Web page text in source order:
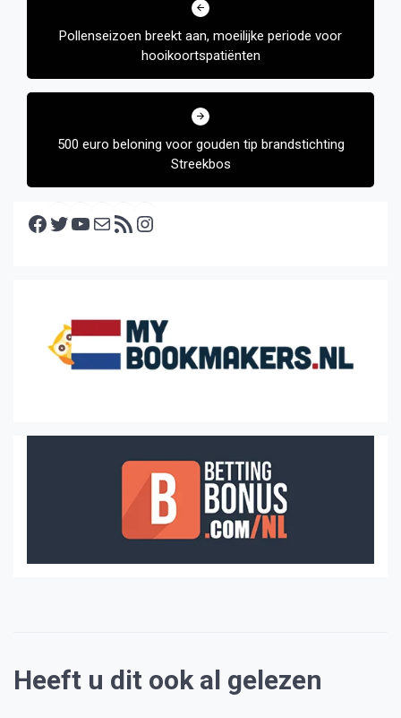
Pollenseizoen breekt aan, moeilijke periode voor
hooikoortspatiënten
500 euro beloning voor gouden tip brandstichting
Streekbos
Facebook Twitter YouTube E-mail RSS feed
Heeft u dit ook al gelezen